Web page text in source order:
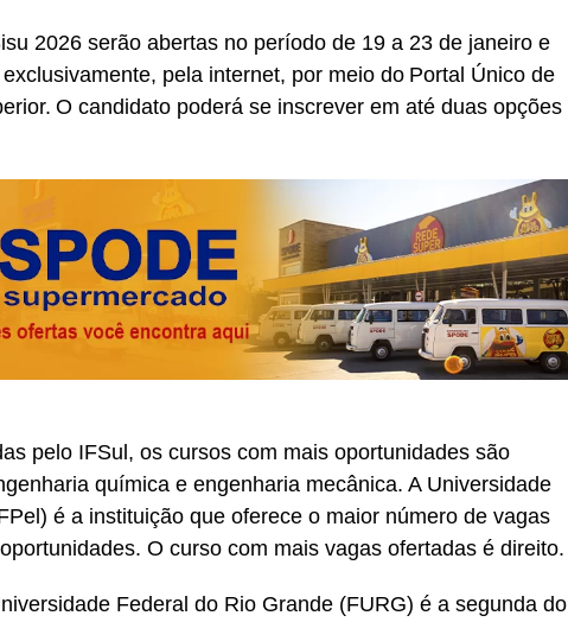
2026 serão abertas no período de 19 a 23 de janeiro e
pela internet, por meio do Portal Único de
O candidato poderá se inscrever em até duas opções
pelo IFSul, os cursos com mais oportunidades são
química e engenharia mecânica. A Universidade
é a instituição que oferece o maior número de vagas
O curso com mais vagas ofertadas é direito.
Federal do Rio Grande (FURG) é a segunda do